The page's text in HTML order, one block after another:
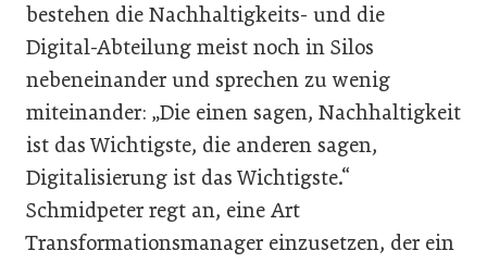
bestehen die Nachhaltigkeits- und die
Digital-Abteilung meist noch in Silos
nebeneinander und sprechen zu wenig
miteinander: „Die einen sagen, Nachhaltigkeit
ist das Wichtigste, die anderen sagen,
Digitalisierung ist das Wichtigste.“
Schmidpeter regt an, eine Art
Transformationsmanager einzusetzen, der ein